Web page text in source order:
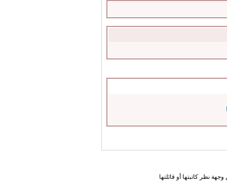
نظر كاتبتها أو قائلتها